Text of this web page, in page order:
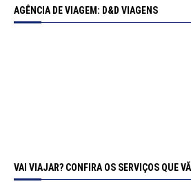
AGÊNCIA DE VIAGEM: D&D VIAGENS
VAI VIAJAR? CONFIRA OS SERVIÇOS QUE